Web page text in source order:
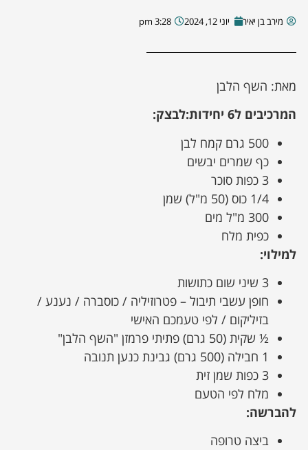
מירב בן יאיר יוני 12, 2024 3:28 pm
מאת: השף הלבן
המרכיבים ל6 יחידות:
לבצק:
500 גרם קמח לבן
כף שמרים יבשים
3 כפות סוכר
1/4 כוס (50 מ"ל) שמן
300 מ"ל מים
כפית מלח
למילוי:
3 שיני שום כתושות
חופן עשבי תיבול – פטרוזיליה / כוסברה / נענע /
בזיליקום / לפי טעמכם האישי
½ שקית (50 גרם) פתיתי פרמזן "השף הלבן"
1 חבילה (500 גרם) גבינת כנען תנובה
3 כפות שמן זית
מלח לפי הטעם
להברשה:
ביצה טרופה